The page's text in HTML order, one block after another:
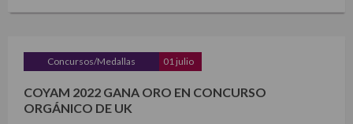
Concursos/Medallas 01 julio
COYAM 2022 GANA ORO EN CONCURSO
ORGÁNICO DE UK